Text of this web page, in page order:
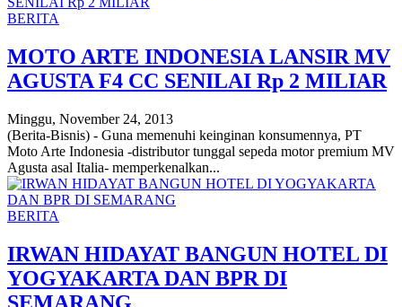
BERITA
MOTO ARTE INDONESIA LANSIR MV
AGUSTA F4 CC SENILAI Rp 2 MILIAR
Minggu, November 24, 2013
(Berita-Bisnis) - Guna memenuhi keinginan konsumennya, PT
Moto Arte Indonesia -distributor tunggal sepeda motor premium MV
Agusta asal Italia- memperkenalkan...
BERITA
IRWAN HIDAYAT BANGUN HOTEL DI
YOGYAKARTA DAN BPR DI
SEMARANG